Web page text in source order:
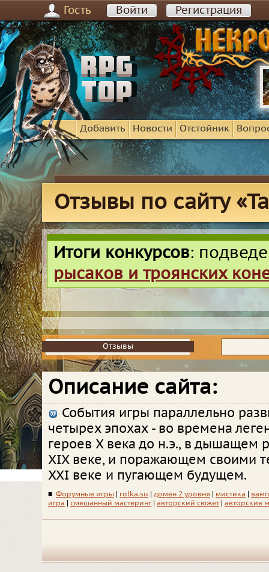
Гость Войти Регистрация
Добавить Новости Отстойник
Отзывы по сайту
Итоги конкурсов:
рысаков и троянских
Отзывы
Отзывы
Описание сайта:
События игры параллельно
четырех эпохах - во времена
героев X века до н.э., в дышащем
XIX веке, и поражающем своими
XXI веке и пугающем будущем.
■ Форумные игры rolka.su домен 2 уровня мистика
игра
смешанный мастеринг авторский сюжет| авторские